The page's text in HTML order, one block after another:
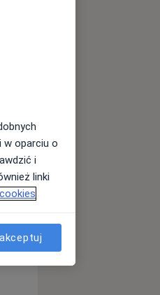
Pon,
10 Sie
w oparciu o
i
linki